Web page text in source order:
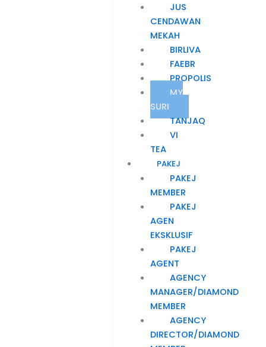
JUS
CENDAWAN
MEKAH
BIRLIVA
FAEBR
PROPOLIS
MY
SURI
TANJAQ
VI
TEA
PAKEJ
PAKEJ
MEMBER
PAKEJ
AGEN
EKSKLUSIF
PAKEJ
AGENT
AGENCY
MANAGER/DIAMOND
MEMBER
AGENCY
DIRECTOR/DIAMOND